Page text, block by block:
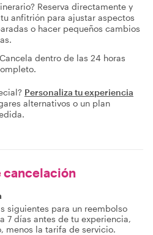
Reserva directamente y
anfitrión para ajustar aspectos
o hacer pequeños cambios
dentro de las 24 horas
Personaliza tu experiencia
alternativos o un plan
siguientes para un reembolso
7 días antes de tu experiencia,
menos la tarifa de servicio.